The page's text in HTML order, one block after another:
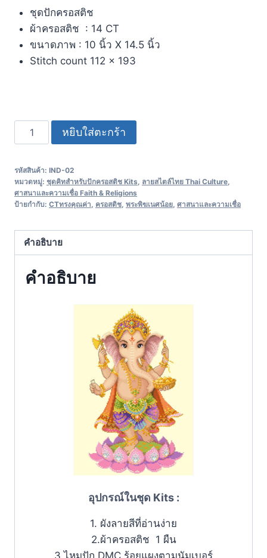
ชุดปักครอสติช
ผ้าครอสติช : 14 CT
ขนาดภาพ : 10 นิ้ว X 14.5 นิ้ว
Stitch count 112 x 193
หยิบใส่ตะกร้า
รหัสสินค้า: IND-02
หมวดหมู่: ชุดคิทสำหรับปักครอสติช Kits, ลายสไตล์ไทย Thai Culture,
ศาสนาและความเชื่อ Faith & Religions
ป้ายกำกับ: CTทรงคุณค่า, ครอสติช, พระพิฆเนศน้อย, ศาสนาและความเชื่อ
คำอธิบาย
คำอธิบาย
อุปกรณ์ในชุด Kits :
1. ผังลายสีที่อ่านง่าย
2.ผ้าครอสติช 1 ผืน
3.ไหมปัก DMC ร้อยแผงตามนัมเบอร์